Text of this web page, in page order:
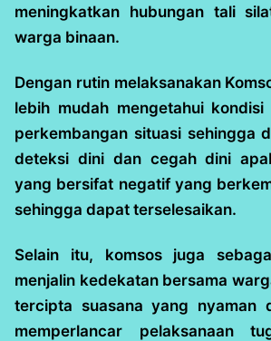
meningkatkan hubungan tali
warga binaan.
Dengan rutin melaksanakan
lebih mudah mengetahui
perkembangan situasi sehingga
deteksi dini dan cegah dini
yang bersifat negatif yang
sehingga dapat terselesaikan.
Selain itu, komsos juga
menjalin kedekatan bersama
tercipta suasana yang nyaman
memperlancar pelaksanaan